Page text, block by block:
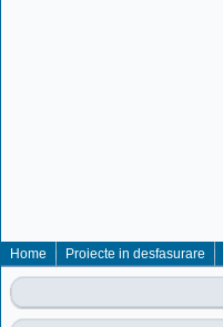
Home Proiecte in desfasurare